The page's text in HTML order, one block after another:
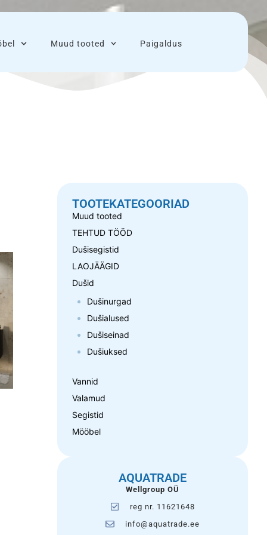
Muud tooted Paigaldus
TOOTEKATEGOORIAD
Muud tooted
TEHTUD TÖÖD
Dušisegistid
LAOJÄÄGID
Dušid
Dušinurgad
Dušialused
Dušiseinad
Dušiuksed
Vannid
Valamud
Segistid
Mööbel
AQUATRADE
Wellgroup OÜ
reg nr. 11621648
info@aquatrade.ee